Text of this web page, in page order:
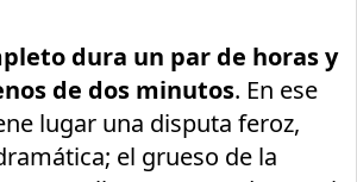
dura un par de horas y
de dos minutos. En ese
lugar una disputa feroz,
el grueso de la